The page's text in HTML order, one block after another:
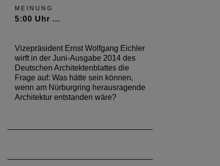
MEINUNG
5:00 Uhr ...
Vizepräsident Ernst Wolfgang Eichler
wirft in der Juni-Ausgabe 2014 des
Deutschen Architektenblattes die
Frage auf: Was hätte sein können,
wenn am Nürburgring herausragende
Architektur entstanden wäre?